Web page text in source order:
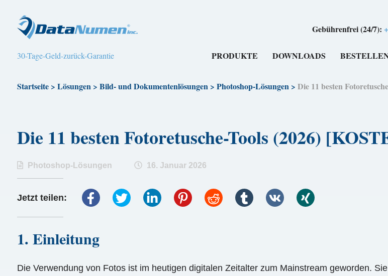
Gebührenfrei (24/7):
30-Tage-Geld-zurück-Garantie PRODUKTE DOWNLOADS
Startseite> Lösungen> Bild- und Dokumentenlösungen> Photoshop-Lösungen> Die 11 besten
Die 11 besten Fotoretusche-Tools (2026)
Photoshop-Lösungen 16. Januar 2026
Jetzt teilen:
1. Einleitung
Die Verwendung von Fotos ist im heutigen digitalen Zeitalter zum Mainstream geworden.